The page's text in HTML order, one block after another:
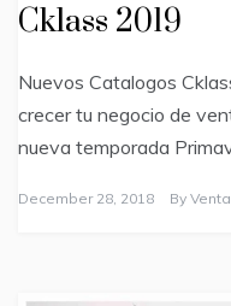
Cklass 2019
Nuevos Catalogos
crecer tu negocio de
nueva temporada
December 28, 2018 By